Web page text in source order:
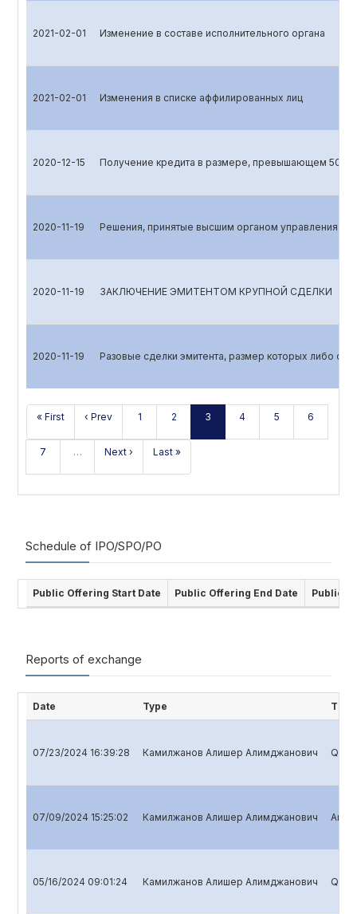
2021-02-01 Изменение в составе исполнительного органа
2021-02-01 Изменения в списке аффилированных лиц
2020-12-15 Получение кредита в размере, превышающем 50
2020-11-19 Решения, принятые высшим органом управления
2020-11-19 ЗАКЛЮЧЕНИЕ ЭМИТЕНТОМ КРУПНОЙ СДЕЛКИ
2020-11-19 Разовые сделки эмитента, размер которых либо
« First ‹ Prev 1 2 3 4 5 6
7 … Next › Last »
Schedule of IPO/SPO/PO
Public Offering Start Date Public Offering End Date Public
Reports of exchange
Date Type Title
07/23/2024 16:39:28 Камилжанов Алишер Алимджанович
07/09/2024 15:25:02 Камилжанов Алишер Алимджанович
05/16/2024 09:01:24 Камилжанов Алишер Алимджанович